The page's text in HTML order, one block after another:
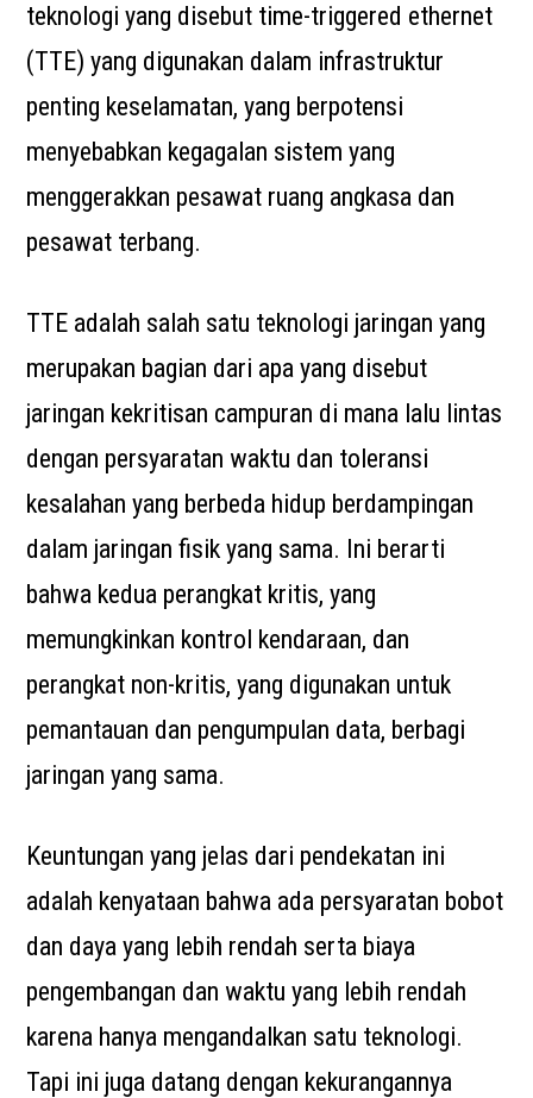
teknologi yang disebut time-triggered ethernet
(TTE) yang digunakan dalam infrastruktur
penting keselamatan, yang berpotensi
menyebabkan kegagalan sistem yang
menggerakkan pesawat ruang angkasa dan
pesawat terbang.
TTE adalah salah satu teknologi jaringan yang
merupakan bagian dari apa yang disebut
jaringan kekritisan campuran di mana lalu lintas
dengan persyaratan waktu dan toleransi
kesalahan yang berbeda hidup berdampingan
dalam jaringan fisik yang sama. Ini berarti
bahwa kedua perangkat kritis, yang
memungkinkan kontrol kendaraan, dan
perangkat non-kritis, yang digunakan untuk
pemantauan dan pengumpulan data, berbagi
jaringan yang sama.
Keuntungan yang jelas dari pendekatan ini
adalah kenyataan bahwa ada persyaratan bobot
dan daya yang lebih rendah serta biaya
pengembangan dan waktu yang lebih rendah
karena hanya mengandalkan satu teknologi.
Tapi ini juga datang dengan kekurangannya